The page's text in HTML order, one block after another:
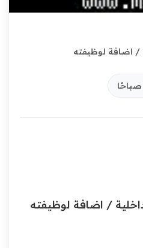
/ اضافة لوظيفته
/ اضافة لوظيفته